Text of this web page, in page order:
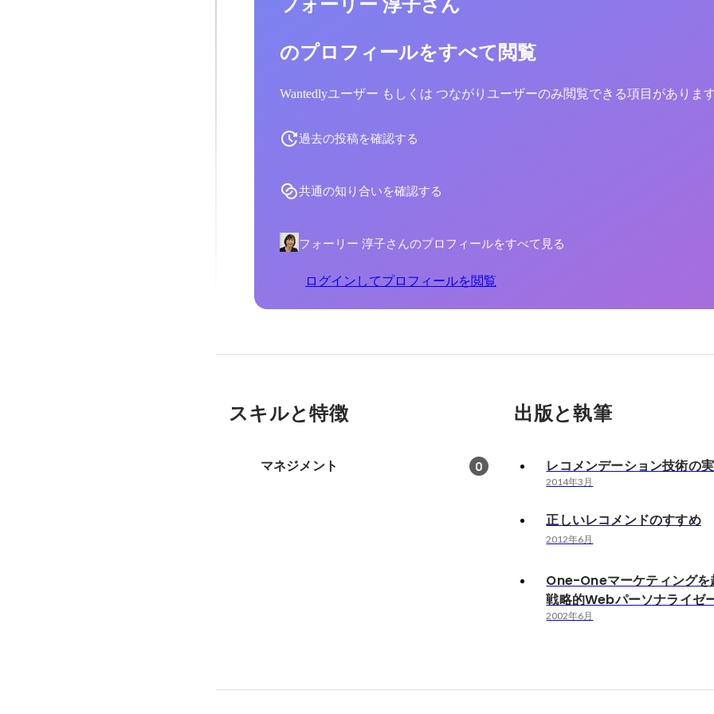
フォーリー 淳子さん
のプロフィールをすべて閲覧
Wantedlyユーザー もしくは つながりユーザーのみ閲覧できる項目がありま
過去の投稿を確認する
共通の知り合いを確認する
フォーリー 淳子さんのプロフィールをすべて見る
ログインしてプロフィールを閲覧
スキルと特徴
マネジメント 0
出版と執筆
レコメンデーション技術の
2014年3月
正しいレコメンドのすすめ
2012年6月
One-Oneマーケティングを
戦略的Webパーソナライゼ
2002年6月